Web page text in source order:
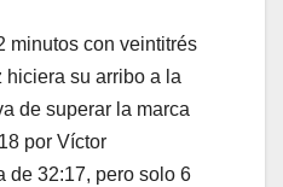
minutos con veintitrés
hiciera su arribo a la
de superar la marca
por Víctor
de 32:17, pero solo 6